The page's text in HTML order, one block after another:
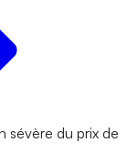
sévère du prix de